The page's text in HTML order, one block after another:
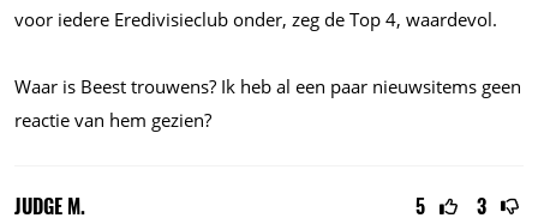
voor iedere Eredivisieclub onder, zeg de Top 4, waardevol.
Waar is Beest trouwens? Ik heb al een paar nieuwsitems geen
reactie van hem gezien?
5 3
JUDGE M.